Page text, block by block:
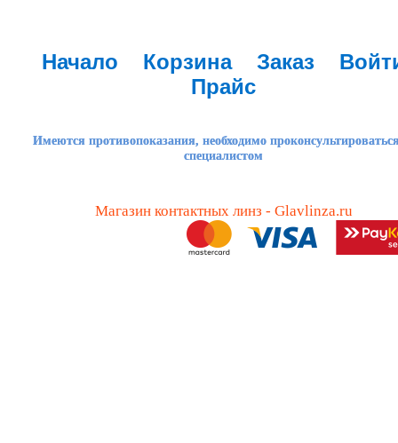
Начало Корзина Заказ
Прайс
Имеются противопоказания, необходимо
специалистом
Магазин контактных линз - Glavlinza.ru